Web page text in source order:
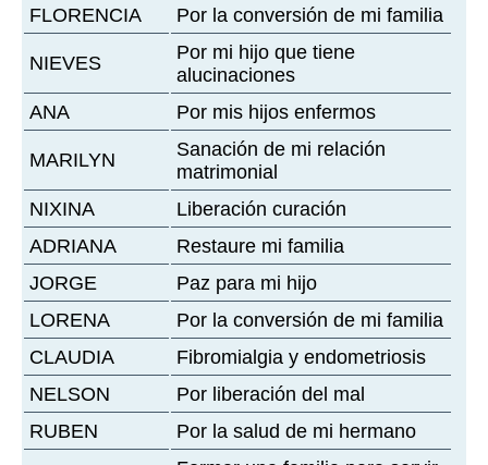
FLORENCIA
Por la conversión de mi familia
NIEVES
Por mi hijo que tiene
alucinaciones
ANA
Por mis hijos enfermos
MARILYN
Sanación de mi relación
matrimonial
NIXINA
Liberación curación
ADRIANA
Restaure mi familia
JORGE
Paz para mi hijo
LORENA
Por la conversión de mi familia
CLAUDIA
Fibromialgia y endometriosis
NELSON
Por liberación del mal
RUBEN
Por la salud de mi hermano